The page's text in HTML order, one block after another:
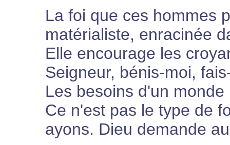
La foi que ces hommes
matérialiste, enracinée
Elle encourage les
Seigneur, bénis-moi,
Les besoins d'un
Ce n'est pas le type de
ayons. Dieu demande